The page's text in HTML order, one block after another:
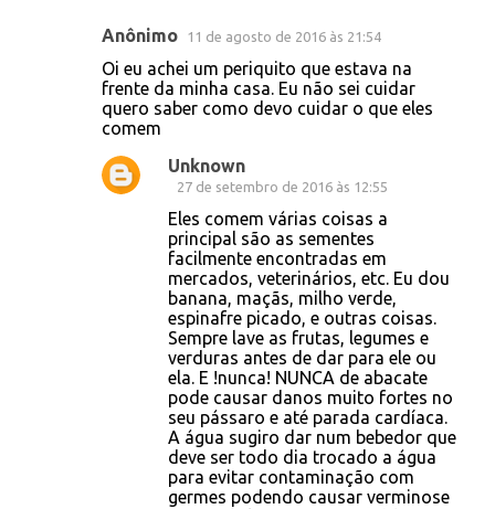
Anônimo 11 de agosto de 2016 às 21:54
Oi eu achei um periquito que estava na
frente da minha casa. Eu não sei cuidar
quero saber como devo cuidar o que eles
comem
Unknown
27 de setembro de 2016 às 12:55
Eles comem várias coisas a
principal são as sementes
facilmente encontradas em
mercados, veterinários, etc. Eu dou
banana, maçãs, milho verde,
espinafre picado, e outras coisas.
Sempre lave as frutas, legumes e
verduras antes de dar para ele ou
ela. E !nunca! NUNCA de abacate
pode causar danos muito fortes no
seu pássaro e até parada cardíaca.
A água sugiro dar num bebedor que
deve ser todo dia trocado a água
para evitar contaminação com
germes podendo causar verminose